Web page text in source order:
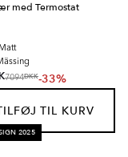
med Termostat
Matt
7094DKK-33%
TIL KURV
2025